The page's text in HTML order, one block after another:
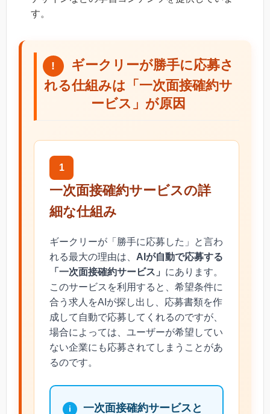
す。
ギークリーが勝手に応募さ
れる仕組みは「一次面接確約サ
ービス」が原因
1
一次面接確約サービスの詳
細な仕組み
ギークリーが「勝手に応募した」と言わ
れる最大の理由は、 AIが自動で応募する
「一次面接確約サービス」 にあります。
このサービスを利用すると、希望条件に
合う求人をAIが探し出し、応募書類を作
成して自動で応募してくれるのですが、
場合によっては、ユーザーが希望してい
ない企業にも応募されてしまうことがあ
るのです。
一次面接確約サービスと